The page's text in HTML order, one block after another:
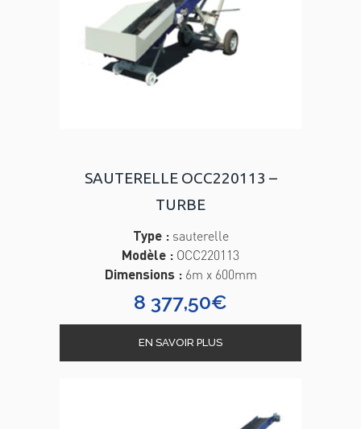
SAUTERELLE OCC220113 –
TURBE
Type :sauterelle
Modèle : OCC220113
Dimensions :6m x 600mm
8 377,50€
EN SAVOIR PLUS